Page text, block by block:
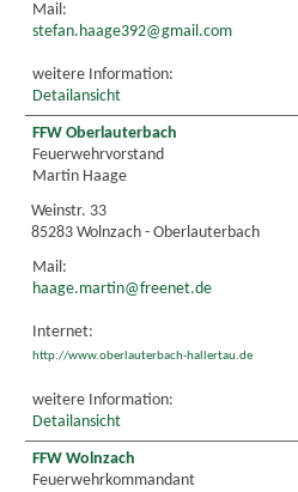
Mail:
stefan.haage392@gmail.com
weitere Information:
Detailansicht
FFW Oberlauterbach
Feuerwehrvorstand
Martin Haage
Weinstr. 33
85283 Wolnzach - Oberlauterbach
Mail:
haage.martin@freenet.de
Internet:
http://www.oberlauterbach-hallertau.de
weitere Information:
Detailansicht
FFW Wolnzach
Feuerwehrkommandant